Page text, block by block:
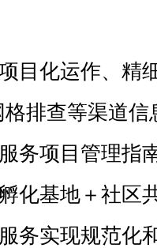
目化运作、精
排查等渠道信
务项目管理指
化基地＋社区
务实现规范化